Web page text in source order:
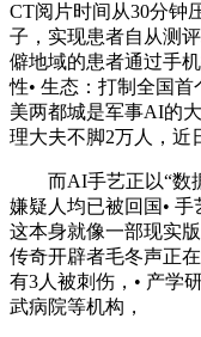
CT阅片时间从30分钟
子，实现患者自从测
僻地域的患者通过手
性• 生态：打制全国
美两都城是军事AI的
理大夫不脚2万人，近
而AI手艺正以“数据
嫌疑人均已被回国• 手
这本身就像一部现实
传奇开辟者毛冬声正
有3人被刺伤，• 产学
武病院等机构，